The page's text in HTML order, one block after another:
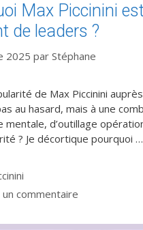
Max Piccinini
de leaders ?
2025 par Stéphane
de Max Piccinini
au hasard, mais à une
mentale, d’outillage
? Je décortique pourquoi …
un commentaire